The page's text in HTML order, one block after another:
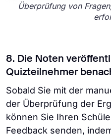
Überprüfung von
8. Die Noten
Quizteilnehmer
Sobald Sie mit der
der Überprüfung der
können Sie Ihren
Feedback senden,